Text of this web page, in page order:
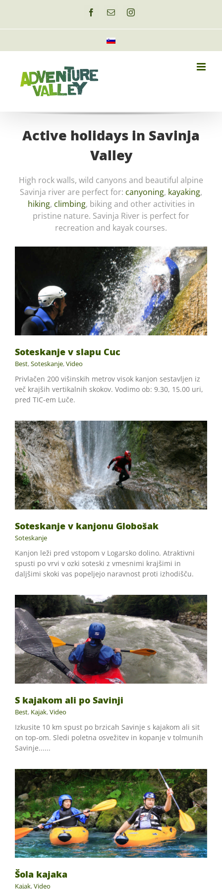
FacebookEmailInstagram
Active holidays in Savinja
Valley
High rock walls, wild canyons and beautiful alpine
Savinja river are perfect for: canyoning, kayaking,
hiking, climbing, biking and other activities in
pristine nature. Savinja River is perfect for
recreation and kayak courses.
Soteskanje v slapu Cuc
Best,Soteskanje,Video
Privlačen 200 višinskih metrov visok kanjon sestavljen iz
več krajših vertikalnih skokov. Vodimo ob: 9.30, 15.00 uri,
pred TIC-em Luče.
Soteskanje v kanjonu Globošak
Soteskanje
Kanjon leži pred vstopom v Logarsko dolino. Atraktivni
spusti po vrvi v ozki soteski z vmesnimi krajšimi in
daljšimi skoki vas popeljejo naravnost proti izhodišču.
S kajakom ali po Savinji
Best, Kajak,Video
Izkusite 10 km spust po brzicah Savinje s kajakom ali sit
on top-om. Sledi poletna osvežitev in kopanje v tolmunih
Savinje......
Šola kajaka
Kajak,Video